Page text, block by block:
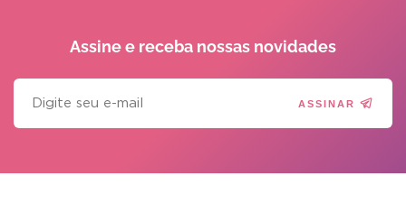
Assine e receba nossas novidades
ASSINAR